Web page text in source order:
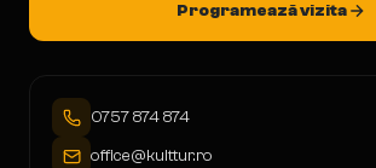
Programează vizita
0757 874 874
office@kulttur.ro